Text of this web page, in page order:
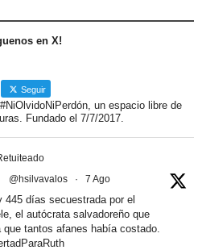
en X!
Seguir
un espacio libre de
Fundado el 7/7/2017.
@hsilvavalos · 7 Ago
445 días secuestrada por el
el autócrata salvadoreño que
tantos afanes había costado.